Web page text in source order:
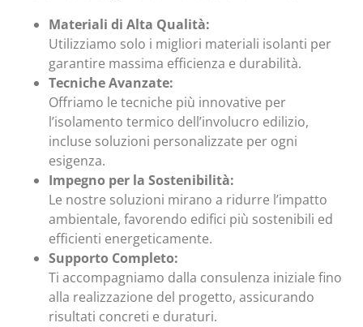
Materiali di Alta Qualità:
Utilizziamo solo i migliori materiali isolanti per
garantire massima efficienza e durabilità.
Tecniche Avanzate:
Offriamo le tecniche più innovative per
l’isolamento termico dell’involucro edilizio,
incluse soluzioni personalizzate per ogni
esigenza.
Impegno per la Sostenibilità:
Le nostre soluzioni mirano a ridurre l’impatto
ambientale, favorendo edifici più sostenibili ed
efficienti energeticamente.
Supporto Completo:
Ti accompagniamo dalla consulenza iniziale fino
alla realizzazione del progetto, assicurando
risultati concreti e duraturi.